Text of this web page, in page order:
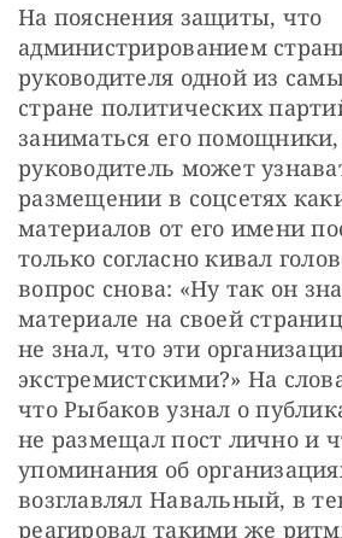
На пояснения защиты, что
администрированием
руководителя одной из
стране политических
заниматься его
руководитель может
размещении в соцсетях
материалов от его имени
только согласно кивал
вопрос снова: «Ну так он
материале на своей
не знал, что эти
экстремистскими?» На
что Рыбаков узнал о
не размещал пост лично и
упоминания об
возглавлял Навальный, в
реагировал такими же